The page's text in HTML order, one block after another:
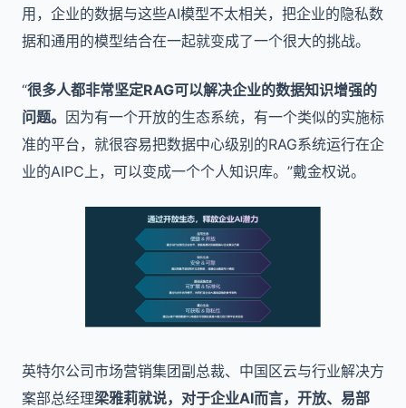
用，企业的数据与这些AI模型不太相关，把企业的隐私数
据和通用的模型结合在一起就变成了一个很大的挑战。
“很多人都非常坚定RAG可以解决企业的数据知识增强的
问题。 因为有一个开放的生态系统，有一个类似的实施标
准的平台，就很容易把数据中心级别的RAG系统运行在企
业的AIPC上，可以变成一个个人知识库。”戴金权说。
英特尔公司市场营销集团副总裁、中国区云与行业解决方
案部总经理梁雅莉就说，对于企业AI而言，开放、易部